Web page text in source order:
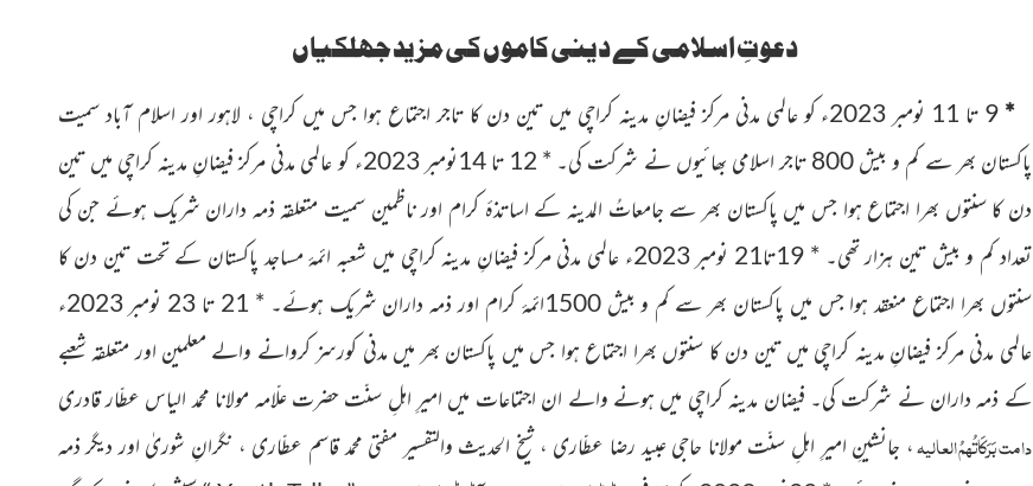
دعوتِ اسلامی کے دینی کاموں کی مزید جھلکیاں
*
9 تا 11 نومبر 2023ء کو عالمی مدنی مرکز فیضانِ مدینہ کراچی میں تین دن کا تاجر اجتماع ہوا جس میں کراچی ، لاہور اور اسلام آباد سمیت
پاکستان بھر سے کم و بیش 800 تاجر اسلامی بھائیوں نے شرکت کی۔ * 12 تا 14نومبر 2023ء کو عالمی مدنی مرکز فیضانِ مدینہ کراچی میں تین
دن کا سنتوں بھرا اجتماع ہوا جس میں پاکستان بھر سے جامعاتُ المدینہ کے اساتذۂ کرام اور ناظمین سمیت متعلقہ ذمہ داران شریک ہوئے جن کی
تعداد کم و بیش تین ہزار تھی۔ * 19تا21 نومبر 2023ء عالمی مدنی مرکز فیضانِ مدینہ کراچی میں
شعبہ ائمۂ مساجد پاکستان کے تحت تین دن کا
سنتوں بھرا اجتماع منعقد ہوا جس میں پاکستان بھر سے کم و بیش 1500ائمۂ کرام اور ذمہ داران شریک ہوئے۔ * 21 تا 23 نومبر 2023ء
عالمی مدنی مرکز فیضانِ مدینہ کراچی میں تین دن کا سنتوں بھرا اجتماع ہوا جس میں پاکستان بھر میں مدنی کورسز کروانے والے معلمین اور متعلقہ شعبے
کے ذمہ داران نے شرکت کی۔ فیضان مدینہ کراچی میں ہونے والے ان اجتماعات میں امیرِ اہلِ سنّت حضرت علّامہ مولانا محمد الیاس عطّار قادری
دامت بَرَکَاتُہمُ العالیہ، جانشینِ امیرِ اہلِ سنّت مولانا حاجی عبید رضا عطّاری ، شیخ الحدیث والتفسیر مفتی محمد قاسم عطّاری ، نگرانِ شوریٰ اور دیگر ذمہ